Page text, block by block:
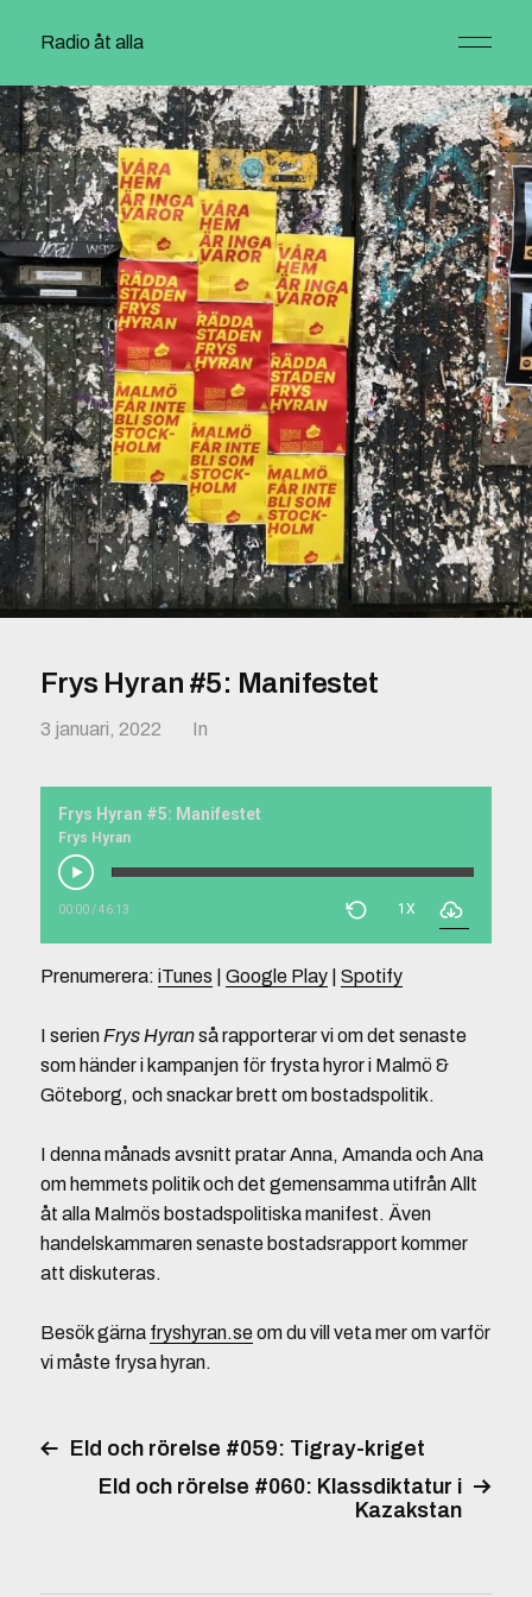
Radio åt alla
Frys Hyran #5: Manifestet
3 januari, 2022 In
Frys Hyran #5: Manifestet
Frys Hyran
00:00/46:13 1X
Prenumerera: iTunes Google Play| Spotify
I serien Frys Hyranså rapporterar vi om det senaste
som händer i kampanjen för frysta hyror i Malmö &
Göteborg, och snackar brett om bostadspolitik.
I denna månads avsnitt pratar Anna, Amanda och Ana
om hemmets politik och det gemensamma utifrån Allt
åt alla Malmös bostadspolitiska manifest. Även
handelskammaren senaste bostadsrapport kommer
att diskuteras.
Besök gärna fryshyran.seom du vill veta mer om varför
vi måste frysa hyran.
Eld och rörelse #059: Tigray-kriget
Eld och rörelse #060: Klassdiktatur i
Kazakstan